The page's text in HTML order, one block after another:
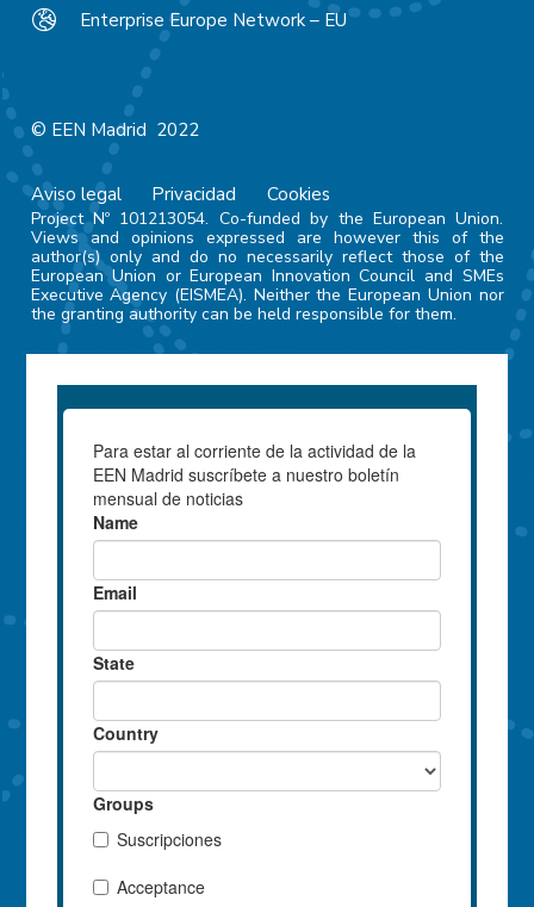
Enterprise Europe Network – EU
© EEN Madrid 2022
Aviso legal Privacidad Cookies
Project Nº 101213054. Co-funded by the European Union.
Views and opinions expressed are however this of the
author(s) only and do no necessarily reflect those of the
European Union or European Innovation Council and SMEs
Executive Agency (EISMEA). Neither the European Union nor
the granting authority can be held responsible for them.